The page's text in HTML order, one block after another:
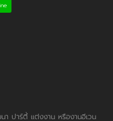
า ปาร์ตี้ แต่งงาน หรืองานอีเวน